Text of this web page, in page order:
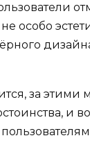
особо
за этими
и